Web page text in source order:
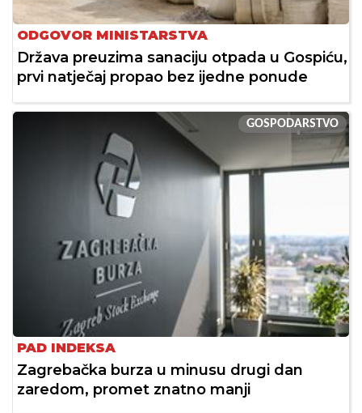
ODGOVOR MINISTARSTVA
Država preuzima sanaciju otpada u Gospiću,
prvi natječaj propao bez ijedne ponude
GOSPODARSTVO
PAD INDEKSA
Zagrebačka burza u minusu drugi dan
zaredom, promet znatno manji